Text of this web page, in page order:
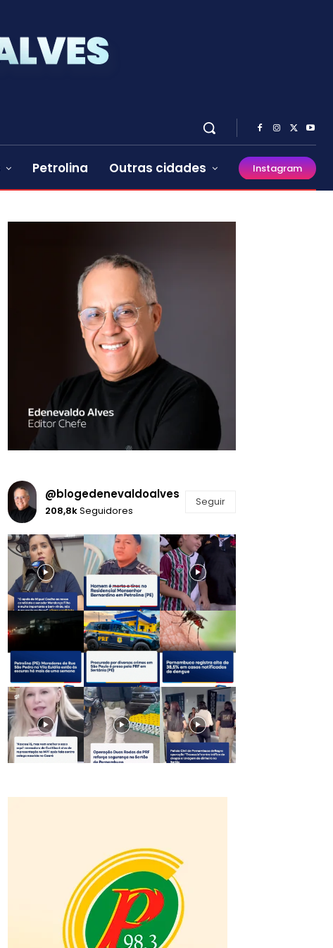
Petrolina Outras cidades Instagram
@blogedenevaldoalves
208,8kSeguidores
Seguir